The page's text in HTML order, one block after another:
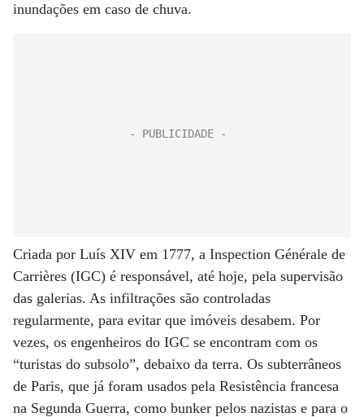
inundações em caso de chuva.
Criada por Luís XIV em 1777, a Inspection Générale de
Carrières (IGC) é responsável, até hoje, pela supervisão
das galerias. As infiltrações são controladas
regularmente, para evitar que imóveis desabem. Por
vezes, os engenheiros do IGC se encontram com os
“turistas do subsolo”, debaixo da terra. Os subterrâneos
de Paris, que já foram usados pela Resistência francesa
na Segunda Guerra, como bunker pelos nazistas e para o